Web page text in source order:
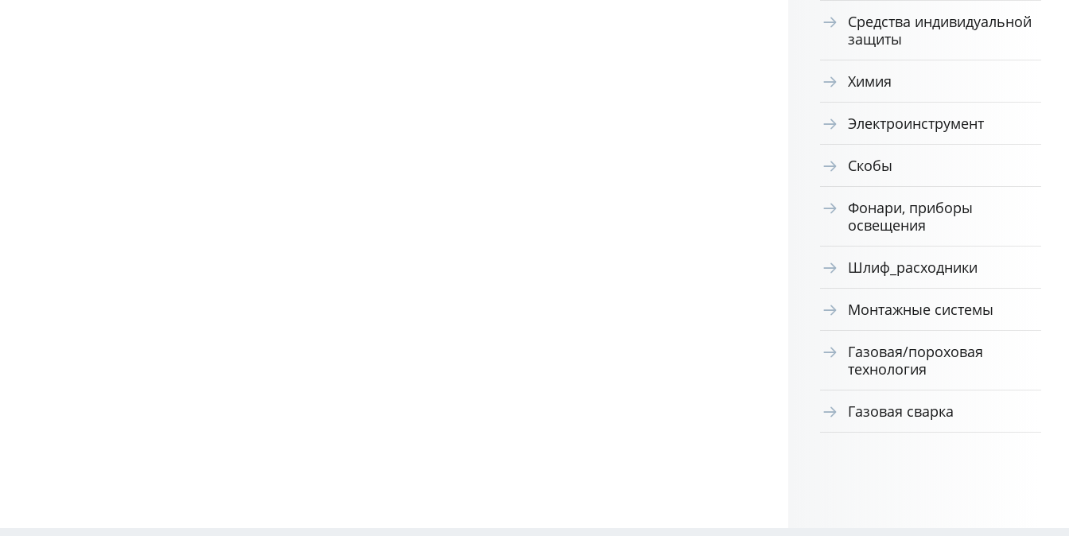
Средства индивидуальной
защиты
Химия
Электроинструмент
Скобы
Фонари, приборы
освещения
Шлиф_расходники
Монтажные системы
Газовая/пороховая
технология
Газовая сварка